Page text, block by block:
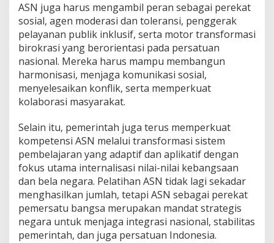
ASN juga harus mengambil peran sebagai perekat
sosial, agen moderasi dan toleransi, penggerak
pelayanan publik inklusif, serta motor transformasi
birokrasi yang berorientasi pada persatuan
nasional. Mereka harus mampu membangun
harmonisasi, menjaga komunikasi sosial,
menyelesaikan konflik, serta memperkuat
kolaborasi masyarakat.
Selain itu, pemerintah juga terus memperkuat
kompetensi ASN melalui transformasi sistem
pembelajaran yang adaptif dan aplikatif dengan
fokus utama internalisasi nilai-nilai kebangsaan
dan bela negara. Pelatihan ASN tidak lagi sekadar
menghasilkan jumlah, tetapi ASN sebagai perekat
pemersatu bangsa merupakan mandat strategis
negara untuk menjaga integrasi nasional, stabilitas
pemerintah, dan juga persatuan Indonesia.